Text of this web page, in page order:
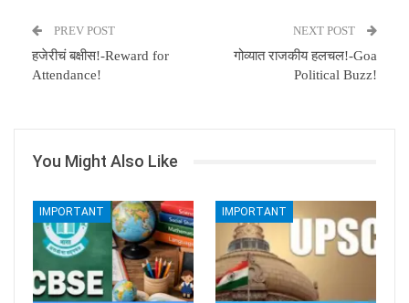
PREV POST
हजेरीचं बक्षीस!-Reward for
Attendance!
NEXT POST
गोव्यात राजकीय हलचल!-Goa
Political Buzz!
You Might Also Like
IMPORTANT IMPORTANT